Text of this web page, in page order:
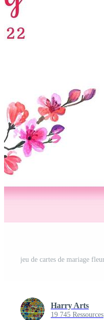
jeu de cartes de mariage
Harry Arts
19 745 Ressources